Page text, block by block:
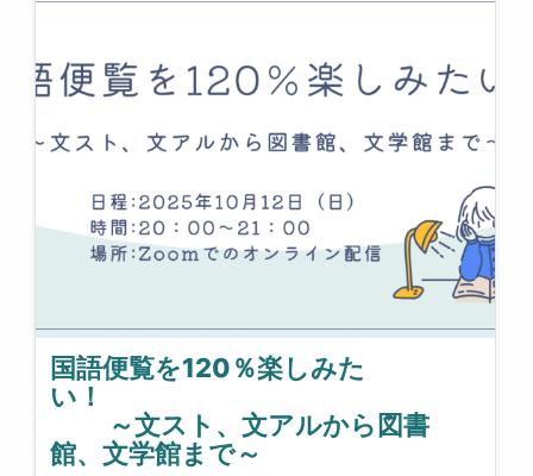
国語便覧を120％楽しみた
い！
～文スト、文アルから図書
館、文学館まで～